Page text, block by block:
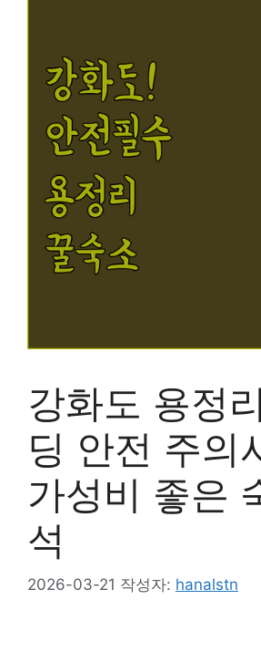
강화도 용정
딩 안전 주의
가성비 좋은
석
2026-03-21 작성자: hanalstn